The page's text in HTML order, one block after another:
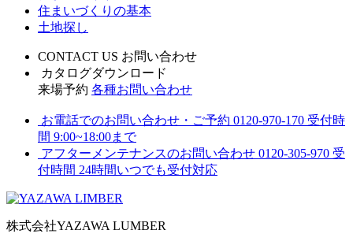
住まいづくりの基本
土地探し
CONTACT US お問い合わせ
カタログダウンロード
来場予約 各種お問い合わせ
お電話でのお問い合わせ・ご予約 0120-970-170 受付時
間 9:00~18:00まで
アフターメンテナンスのお問い合わせ 0120-305-970 受
付時間 24時間いつでも受付対応
株式会社YAZAWA LUMBER